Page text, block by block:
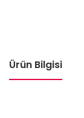
Ürün Bilgisi